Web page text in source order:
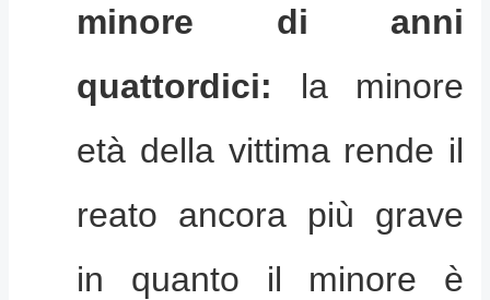
minore di anni
quattordici: la minore
età della vittima rende il
reato ancora più grave
in quanto il minore è